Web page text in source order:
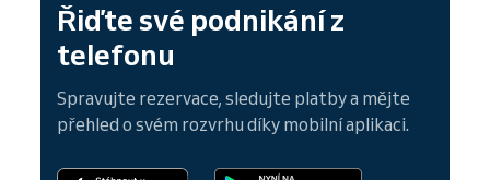
Řiďte své podnikání z
telefonu
Spravujte rezervace, sledujte platby a mějte
přehled o svém rozvrhu díky mobilní aplikaci.